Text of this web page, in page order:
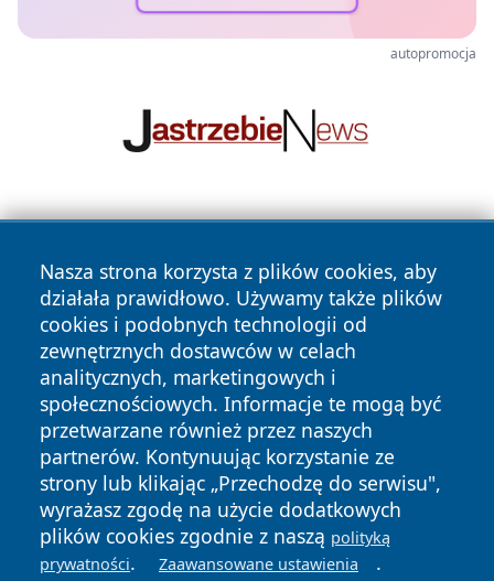
autopromocja
Nasza strona korzysta z plików cookies, aby
działała prawidłowo. Używamy także plików
cookies i podobnych technologii od
zewnętrznych dostawców w celach
analitycznych, marketingowych i
społecznościowych. Informacje te mogą być
przetwarzane również przez naszych
partnerów. Kontynuując korzystanie ze
strony lub klikając „Przechodzę do serwisu",
wyrażasz zgodę na użycie dodatkowych
plików cookies zgodnie z naszą polityką
prywatności. Zaawansowane ustawienia .
Copyright © 2026 24piaseczno.pl Wszystkie prawa
zastrzeżone.
News Autorzy
Polityka
Prywatności
Polityka
Cookies